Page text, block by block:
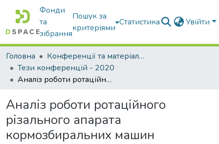
Фонди
та
зібрання
Пошук за
критеріями
Статистика Увійти
Головна
Конференції та матеріали конференцій
Тези конференцій - 2020
Аналіз роботи ротаційного різального апарата кормозбиральних машин
Аналіз роботи ротаційного
різального апарата
кормозбиральних машин